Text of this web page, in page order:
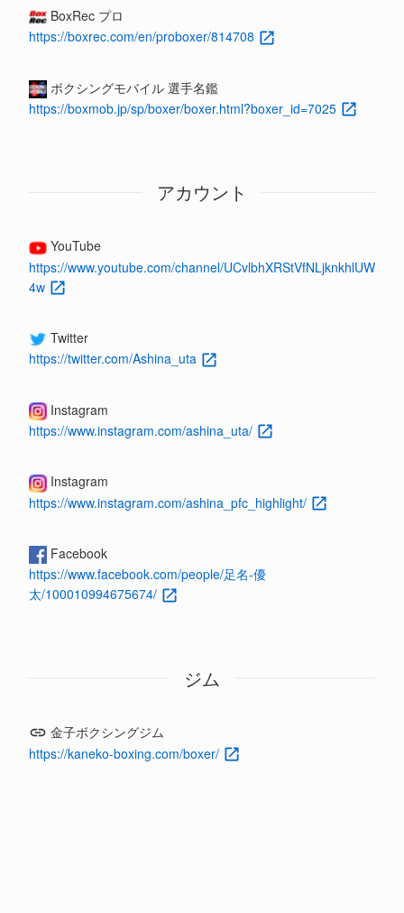
BoxRec プロ
https://boxrec.com/en/proboxer/814708
ボクシングモバイル 選手名鑑
https://boxmob.jp/sp/boxer/boxer.html?boxer_id=7025
アカウント
YouTube
https://www.youtube.com/channel/UCvlbhXRStVfNLjknkhlUW
4w
Twitter
https://twitter.com/Ashina_uta
Instagram
https://www.instagram.com/ashina_uta/
Instagram
https://www.instagram.com/ashina_pfc_highlight/
Facebook
https://www.facebook.com/people/足名-優
太/100010994675674/
ジム
金子ボクシングジム
https://kaneko-boxing.com/boxer/